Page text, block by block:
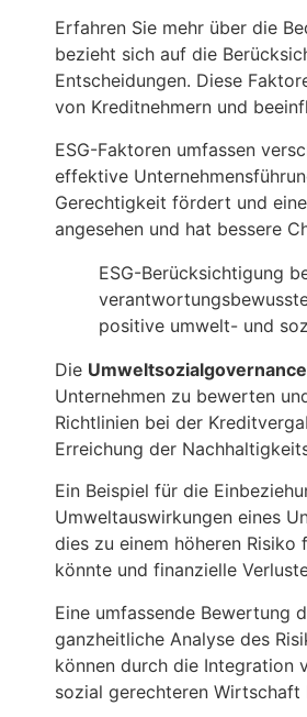
Erfahren Sie mehr über die
bezieht sich auf die
Entscheidungen. Diese
von Kreditnehmern und
ESG-Faktoren umfassen
effektive
Gerechtigkeit fördert und
angesehen und hat bessere
ESG-Berücksichtigung
positive umwelt- und
Die
Unternehmen zu bewerten
Richtlinien bei der
Erreichung der
Ein Beispiel für die
Umweltauswirkungen eines
dies zu einem höheren
könnte und finanzielle
Eine umfassende Bewertung
ganzheitliche Analyse des
können durch die Integration
sozial gerechteren Wirtschaft